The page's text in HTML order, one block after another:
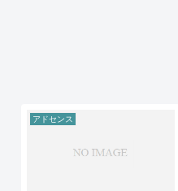
アドセンス